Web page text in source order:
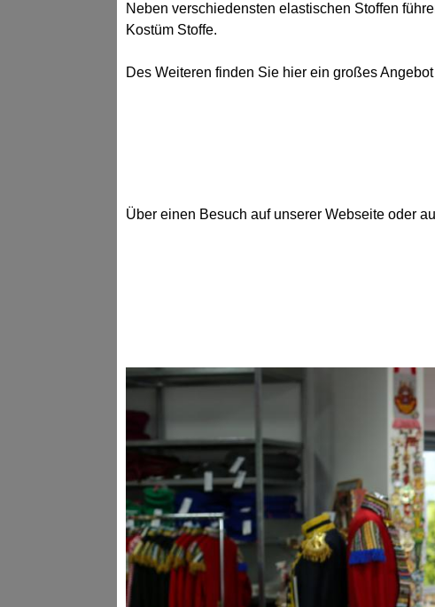
Neben verschiedensten elastischen Stoffen
Kostüm Stoffe.
Des Weiteren finden Sie hier ein großes
Über einen Besuch auf unserer Webseite oder